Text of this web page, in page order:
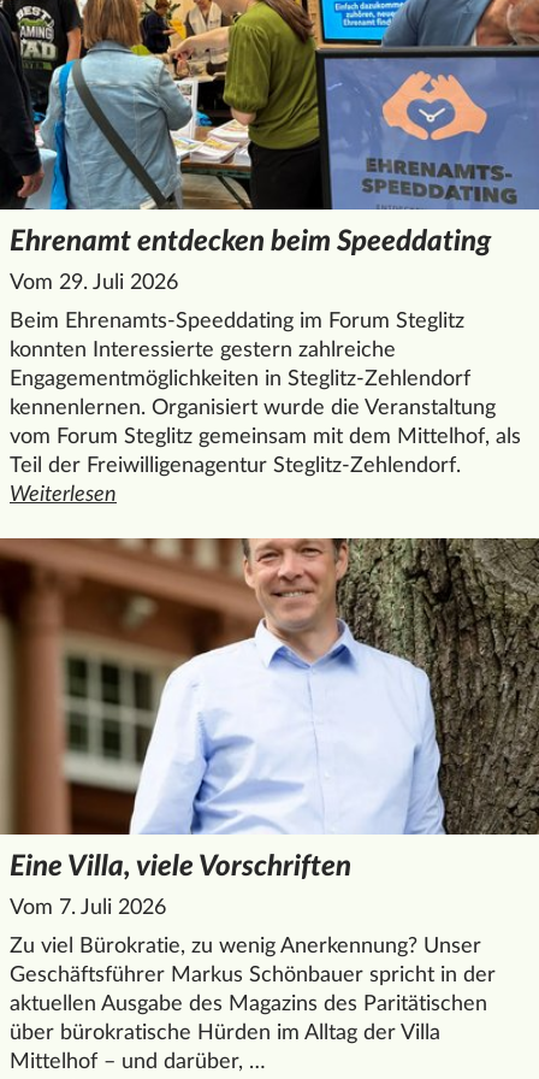
Ehrenamt entdecken beim Speeddating
Vom 29. Juli 2026
Beim Ehrenamts-Speeddating im Forum Steglitz
konnten Interessierte gestern zahlreiche
Engagementmöglichkeiten in Steglitz-Zehlendorf
kennenlernen. Organisiert wurde die Veranstaltung
vom Forum Steglitz gemeinsam mit dem Mittelhof, als
Teil der Freiwilligenagentur Steglitz-Zehlendorf.
Weiterlesen
den ganzen Artikel "Ehrenamt entdecken beim
Eine Villa, viele Vorschriften
Vom 7. Juli 2026
Zu viel Bürokratie, zu wenig Anerkennung? Unser
Geschäftsführer Markus Schönbauer spricht in der
aktuellen Ausgabe des Magazins des Paritätischen
über bürokratische Hürden im Alltag der Villa
Mittelhof – und darüber, …